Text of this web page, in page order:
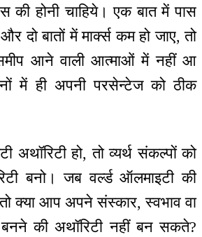
की होनी चाहिये। एक बात में पास
दो बातों में मार्क्स कम हो जाए, तो
आने वाली आत्माओं में नहीं आ
में ही अपनी परसेन्टेज को ठीक
अथॉरिटी हो, तो व्यर्थ संकल्पों को
बनो। जब वर्ल्ड ऑलमाइटी की
क्या आप अपने संस्कार, स्वभाव वा
की अथॉरिटी नहीं बन सकते?